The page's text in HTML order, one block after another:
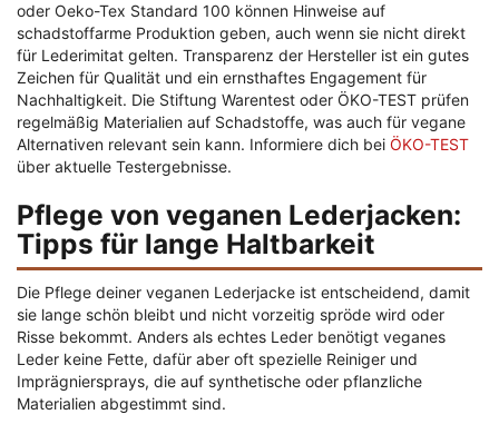
oder Oeko-Tex Standard 100 können Hinweise auf
schadstoffarme Produktion geben, auch wenn sie nicht direkt
für Lederimitat gelten. Transparenz der Hersteller ist ein gutes
Zeichen für Qualität und ein ernsthaftes Engagement für
Nachhaltigkeit. Die Stiftung Warentest oder ÖKO-TEST prüfen
regelmäßig Materialien auf Schadstoffe, was auch für vegane
Alternativen relevant sein kann. Informiere dich bei ÖKO-TEST
über aktuelle Testergebnisse.
Pflege von veganen Lederjacken:
Tipps für lange Haltbarkeit
Die Pflege deiner veganen Lederjacke ist entscheidend, damit
sie lange schön bleibt und nicht vorzeitig spröde wird oder
Risse bekommt. Anders als echtes Leder benötigt veganes
Leder keine Fette, dafür aber oft spezielle Reiniger und
Imprägniersprays, die auf synthetische oder pflanzliche
Materialien abgestimmt sind.